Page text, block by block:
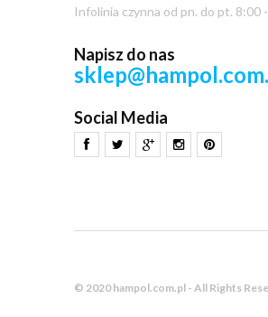
Infolinia czynna od pn. do pt. 8:00
Napisz do nas
Social Media
© 2020 hampol.com.pl - All Rights